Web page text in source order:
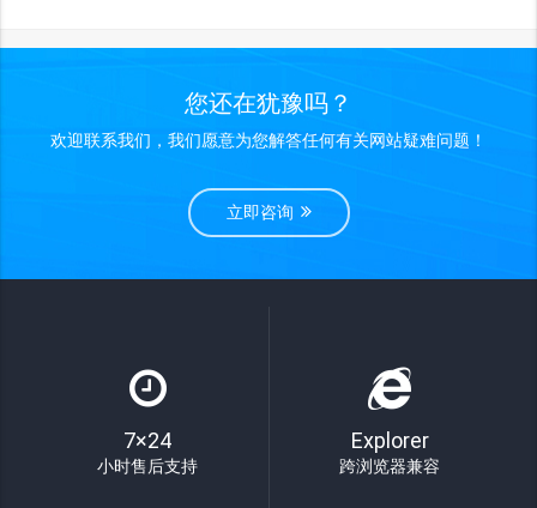
您还在犹豫吗？
欢迎联系我们，我们愿意为您解答任何有关网站疑难问题！
立即咨询
7×24
小时售后支持
Explorer
跨浏览器兼容